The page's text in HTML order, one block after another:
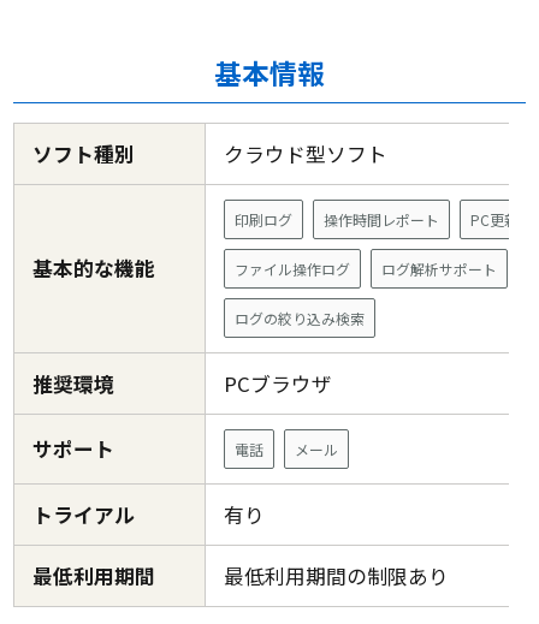
基本情報
ソフト種別 クラウド型ソフト
基本的な機能
印刷ログ 操作時間レポート PC更新管
ファイル操作ログ ログ解析サポート
ログの絞り込み検索
推奨環境 PCブラウザ
サポート 電話 メール
トライアル 有り
最低利用期間 最低利用期間の制限あり